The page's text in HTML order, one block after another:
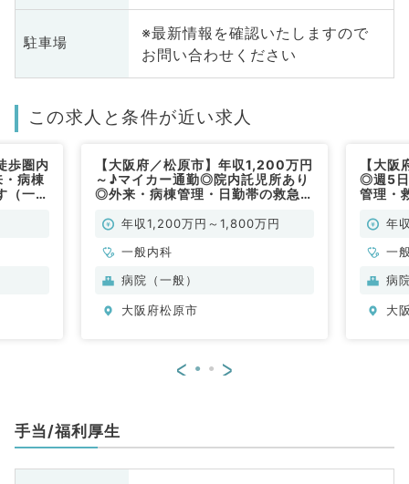
駐車場
※最新情報を確認いたしますので
お問い合わせください
この求人と条件が近い求人
歩圏内
病棟
（一般
【大阪府／松原市】年収1,200万円
～♪マイカー通勤◎院内託児所あり
◎外来・病棟管理・日勤帯の救急対
／常勤）
年収1,200万円～1,800万円
一般内科
病院（一般）
大阪府松原市
【大
◎週5
管理・
年
一
病
大
< >
手当/福利厚生